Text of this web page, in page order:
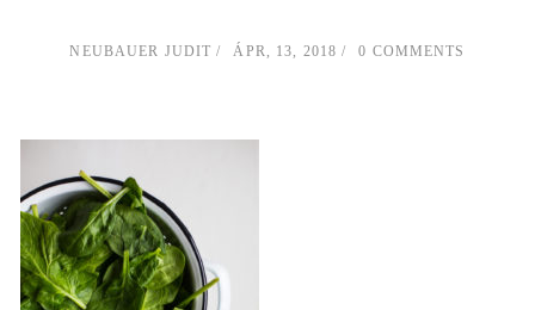
NEUBAUER JUDIT ÁPR, 13, 2018 0 COMMENTS